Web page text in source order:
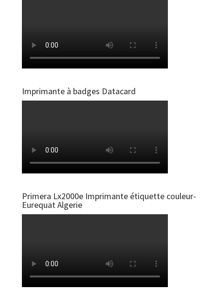
Imprimante à badges Datacard
Primera Lx2000e Imprimante étiquette couleur-
Eurequat Algerie